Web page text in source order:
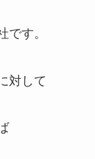
です。
対して